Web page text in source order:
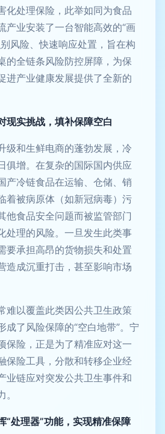
处理保险，此举如同为食品
产业安装了一台智能高效的“画
风险、快速响应处置，旨在构
的全链条风险防控屏障，为保
进产业健康发展提供了全新的
现实挑战，填补保障空白
级和生鲜电商的蓬勃发展，冷
俱增。在复杂的国际国内供应
产冷链食品在运输、仓储、销
着被病原体（如新冠病毒）污
他食品安全问题而被监管部门
处理的风险。一旦发生此类事
要承担高昂的货物损失和处置
造成沉重打击，甚至影响市场
难以覆盖此类因公共卫生政策
成了风险保障的“空白地带”。宁
保险，正是为了精准应对这一
保险工具，分散和转移企业经
业链应对突发公共卫生事件和
“处理器”功能，实现精准保障